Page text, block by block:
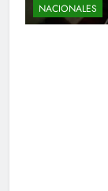
NACIONALES